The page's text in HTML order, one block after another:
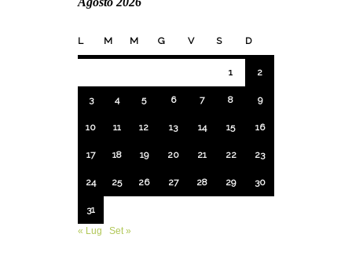
L M M G V S D
1 2
3 4 5 6 7 8 9
10 11 12 13 14 15 16
17 18 19 20 21 22 23
24 25 26 27 28 29 30
31
« Lug
Set »